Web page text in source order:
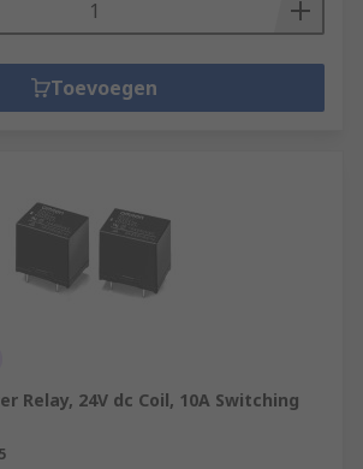
Toevoegen
Relay, 24V dc Coil, 10A Switching